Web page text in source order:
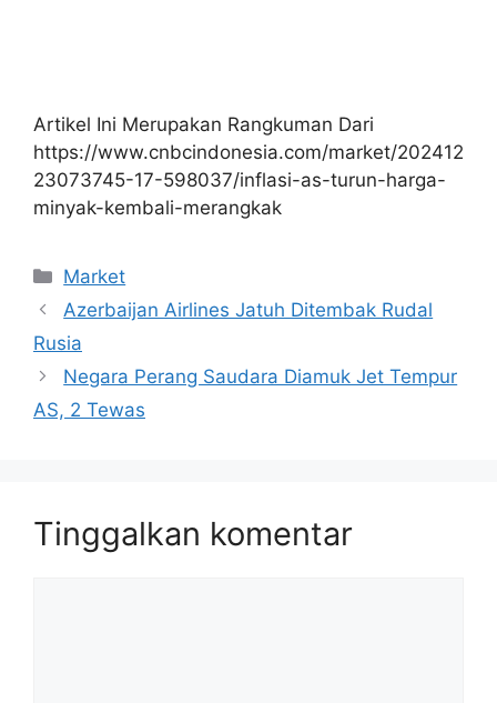
Artikel Ini Merupakan Rangkuman Dari
https://www.cnbcindonesia.com/market/202412
23073745-17-598037/inflasi-as-turun-harga-
minyak-kembali-merangkak
Kategori
Market
Azerbaijan Airlines Jatuh Ditembak Rudal
Rusia
Negara Perang Saudara Diamuk Jet Tempur
AS, 2 Tewas
Tinggalkan komentar